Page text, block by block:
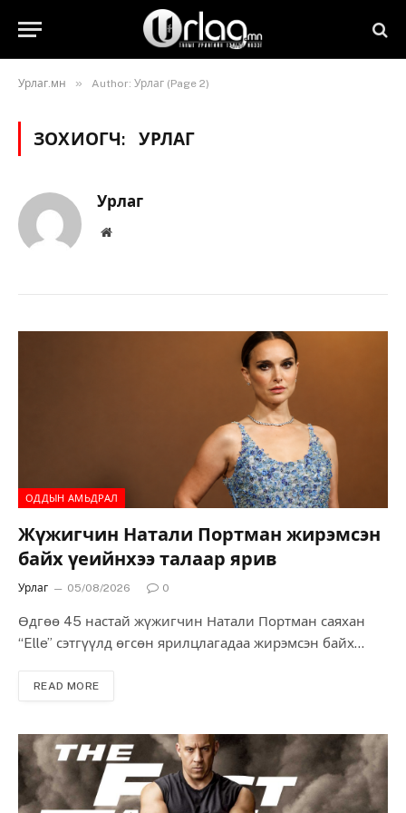
Урлаг.мн » Author: Урлаг (Page 2)
ЗОХИОГЧ: УРЛАГ
Урлаг
Вэбсайт
ОДДЫН АМЬДРАЛ
Жүжигчин Натали Портман жирэмсэн
байх үеийнхээ талаар ярив
Урлаг 05/08/2026 0
Өдгөө 45 настай жүжигчин Натали Портман саяхан
“Elle” сэтгүүлд өгсөн ярилцлагадаа жирэмсэн байх
“Миний үнэрлэх мэдрэхүй жирэмслэх бүрт маш хүчтэй
талтай ч, заримдаа амьдралыг нэлээд төвөгтэй
болгодог аж. Учир нь бусдын бараг анзаарахгүй
үнэрийг хүртэл маш хүчтэй мэдэрдэг байна. Жүжигчин
READ MORE